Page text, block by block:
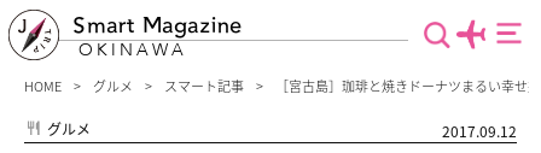
Smart Magazine
OKINAWA
HOME グルメ スマート記事 ［宮古島］珈琲と焼きドーナツまるい幸せ
グルメ 2017.09.12